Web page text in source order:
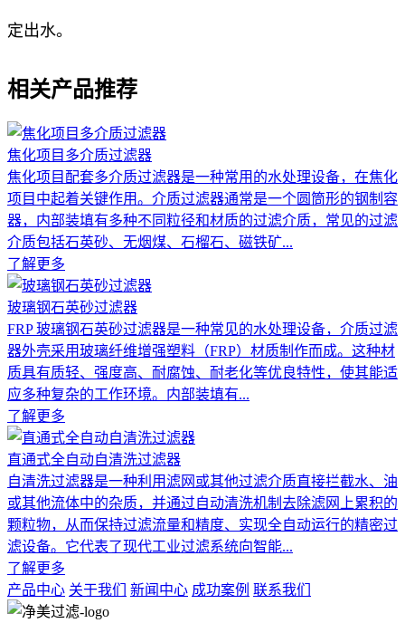
定出水。
相关产品推荐
焦化项目多介质过滤器
焦化项目配套多介质过滤器是一种常用的水处理设备，在焦化
项目中起着关键作用。介质过滤器通常是一个圆筒形的钢制容
器，内部装填有多种不同粒径和材质的过滤介质，常见的过滤
介质包括石英砂、无烟煤、石榴石、磁铁矿...
了解更多
玻璃钢石英砂过滤器
FRP 玻璃钢石英砂过滤器是一种常见的水处理设备，介质过滤
器外壳采用玻璃纤维增强塑料（FRP）材质制作而成。这种材
质具有质轻、强度高、耐腐蚀、耐老化等优良特性，使其能适
应多种复杂的工作环境。内部装填有...
了解更多
直通式全自动自清洗过滤器
自清洗过滤器是一种利用滤网或其他过滤介质直接拦截水、油
或其他流体中的杂质，并通过自动清洗机制去除滤网上累积的
颗粒物，从而保持过滤流量和精度、实现全自动运行的精密过
滤设备。它代表了现代工业过滤系统向智能...
了解更多
产品中心 关于我们 新闻中心 成功案例 联系我们